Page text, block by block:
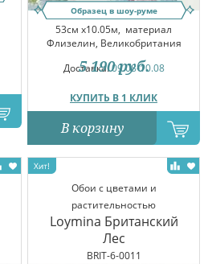
Образец в шоу-руме
53см x10.05м, материал
Флизелин, Великобритания
Доставка:09.08-10.08
КУПИТЬ В 1 КЛИК
5 190 руб.
В корзину
Обои с цветами и
растительностью
Loymina Британский
Лес
BRIT-6-0011